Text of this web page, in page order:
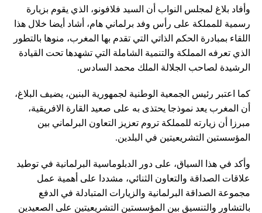
وأفاد بلاغ لمجلس النواب أن السيد فلافونو، الذي يقوم بزيارة
رسمية للمملكة على رأس وفد برلماني هام، أشاد أيضا خلال هذا
اللقاء بمبادرة الحكم الذاتي التي تقدم بها المغرب، منوها بالتطور
الذي تعرفه المملكة والتنمية الشاملة التي تشهدها تحت القيادة
الرشيدة لصاحب الجلالة الملك محمد السادس.
كما اعتبر رئيس الجمعية الوطنية لجمهورية البنين، يضيف البلاغ،
أن المغرب يعد نموذجا يحتذى به على صعيد القارة الافريقية،
مبرزا أن زيارته للمملكة تروم تعزيز التعاون البرلماني بين
المؤسستين التشريعيتين في البلدين.
وأكد في هذا السياق، على دور الدبلوماسية البرلمانية في توطيد
علاقات الصداقة والتعاون الثنائي، مشددا على أهمية عمل
مجموعة الصداقة البرلمانية والزيارات المتبادلة في الدفع
بالتشاور والتنسيق بين المؤسستين التشريعيتين على الصعيدين